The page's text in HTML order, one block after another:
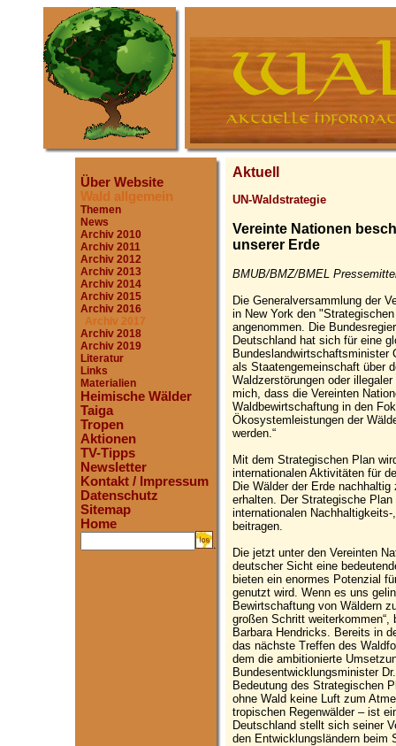
Über Website
Wald allgemein
Themen
News
Archiv 2010
Archiv 2011
Archiv 2012
Archiv 2013
Archiv 2014
Archiv 2015
Archiv 2016
Archiv 2017
Archiv 2018
Archiv 2019
Literatur
Links
Materialien
Heimische Wälder
Taiga
Tropen
Aktionen
TV-Tipps
Newsletter
Kontakt / Impressum
Datenschutz
Sitemap
Home
.
Aktuell
UN-Waldstrategie
Vereinte Nationen
unserer Erde
BMUB/BMZ/BMEL
Die Generalversammlung der
in New York den
angenommen. Die
Deutschland hat sich für eine
Bundeslandwirtschaftsminister
als Staatengemeinschaft über
Waldzerstörungen oder
mich, dass die Vereinten
Waldbewirtschaftung in den
Ökosystemleistungen der
werden.“
Mit dem Strategischen Plan
internationalen Aktivitäten für
Die Wälder der Erde
erhalten. Der Strategische
internationalen
beitragen.
Die jetzt unter den Vereinten
deutscher Sicht eine
bieten ein enormes Potenzial
genutzt wird. Wenn es uns
Bewirtschaftung von Wäldern
großen Schritt
Barbara Hendricks. Bereits in
das nächste Treffen des
dem die ambitionierte
Bundesentwicklungsminister
Bedeutung des Strategischen
ohne Wald keine Luft zum
tropischen Regenwälder – ist
Deutschland stellt sich seiner
den Entwicklungsländern beim